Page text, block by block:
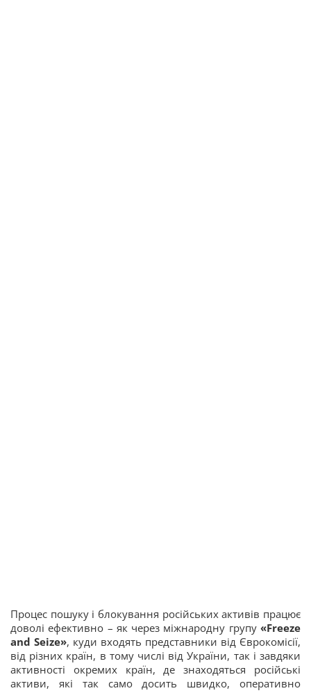
Процес пошуку і блокування російських активів працює
доволі ефективно – як через міжнародну групу «Freeze
and Seize», куди входять представники від Єврокомісії,
від різних країн, в тому числі від України, так і завдяки
активності окремих країн, де знаходяться російські
активи, які так само досить швидко, оперативно